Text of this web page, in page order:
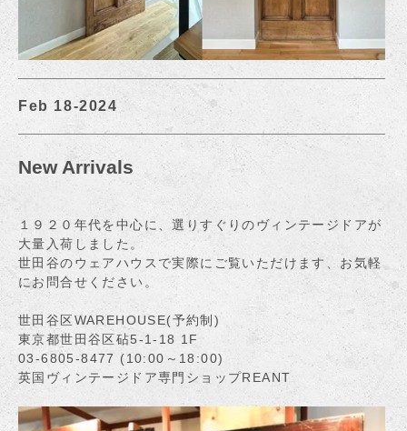
Feb 18-2024
New Arrivals
１９２０年代を中心に、選りすぐりのヴィンテージドアが
大量入荷しました。
世田谷のウェアハウスで実際にご覧いただけます、お気軽
にお問合せください。
世田谷区WAREHOUSE(予約制)
東京都世田谷区砧5-1-18 1F
03-6805-8477 (10:00～18:00)
英国ヴィンテージドア専門ショップREANT